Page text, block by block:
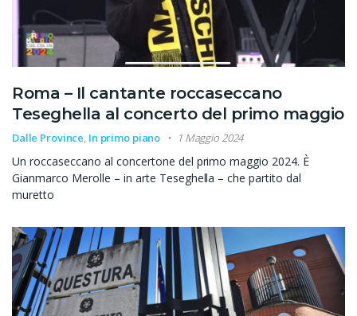
Roma – Il cantante roccaseccano
Teseghella al concerto del primo maggio
Dalle Province, In primo piano 1 Maggio 2024
Un roccaseccano al concertone del primo maggio 2024. È
Gianmarco Merolle – in arte Teseghella – che partito dal
muretto